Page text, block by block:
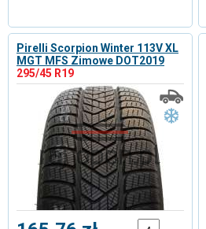
Pirelli Scorpion Winter 113V XL
MGT MFS Zimowe DOT2019
295/45 R19